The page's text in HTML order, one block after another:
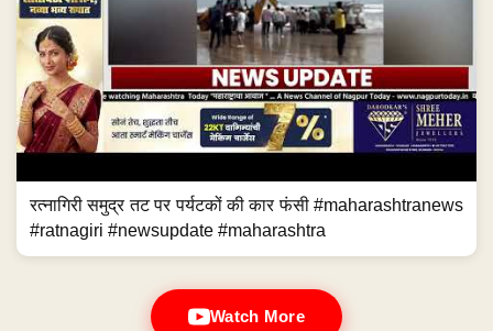
रत्नागिरी समुद्र तट पर पर्यटकों की कार फंसी #maharashtranews
#ratnagiri #newsupdate #maharashtra
Watch More